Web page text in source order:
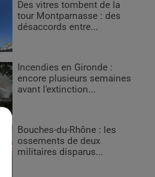
Des vitres tombent de la
tour Montparnasse : des
désaccords entre...
Incendies en Gironde :
encore plusieurs semaines
avant l'extinction...
Bouches-du-Rhône : les
ossements de deux
militaires disparus...